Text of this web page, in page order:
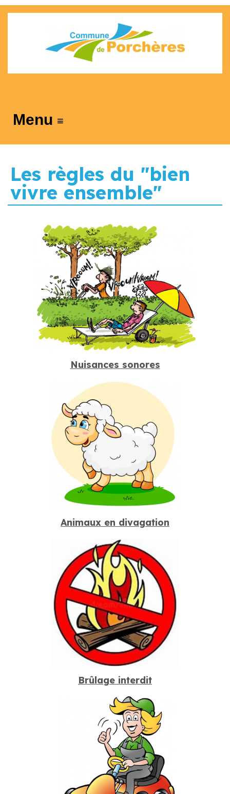
≡
Les règles du "bien
vivre ensemble"
Nuisances sonores
Animaux en divagation
Brûlage interdit